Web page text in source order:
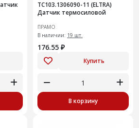
ТС103.1306090-11 (ELTRA)
Датчик термосиловой
ПРАМО
В наличии: 19 шт.
176.55 ₽
Купить
В корзину